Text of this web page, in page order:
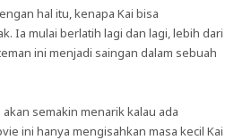
hal itu, kenapa Kai bisa
Ia mulai berlatih lagi dan lagi, lebih dari
ini menjadi saingan dalam sebuah
semakin menarik kalau ada
ini hanya mengisahkan masa kecil Kai